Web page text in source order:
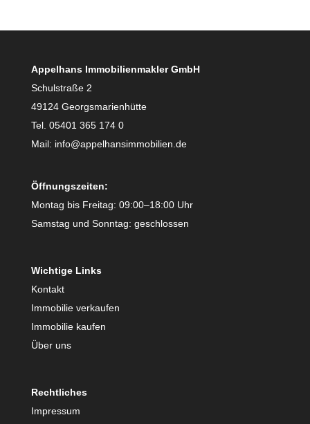
Appelhans Immobilienmakler GmbH
Schulstraße 2
49124 Georgsmarienhütte
Tel. 05401 365 174 0
Mail: info@appelhansimmobilien.de
Öffnungszeiten:
Montag bis Freitag: 09:00–18:00 Uhr
Samstag und Sonntag: geschlossen
Wichtige Links
Kontakt
Immobilie verkaufen
Immobilie kaufen
Über uns
Rechtliches
Impressum